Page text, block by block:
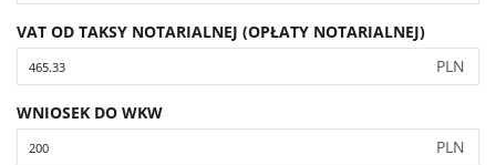
VAT OD TAKSY NOTARIALNEJ (OPŁATY NOTARIALNEJ)
PLN
WNIOSEK DO WKW
PLN